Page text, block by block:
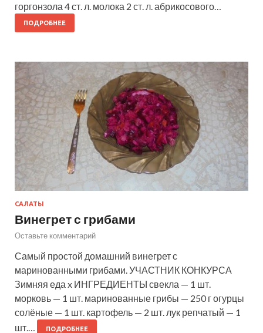
горгонзола 4 ст. л. молока 2 ст. л. абрикосового…
ПОДРОБНЕЕ
САЛАТЫ
Винегрет с грибами
Оставьте комментарий
Самый простой домашний винегрет с
маринованными грибами. УЧАСТНИК КОНКУРСА
Зимняя еда x ИНГРЕДИЕНТЫ свекла — 1 шт.
морковь — 1 шт. маринованные грибы — 250 г огурцы
солёные — 1 шт. картофель — 2 шт. лук репчатый — 1
шт.…
ПОДРОБНЕЕ